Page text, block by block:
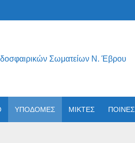
Σωματείων Ν. Έβρου
ΥΠΟΔΟΜΕΣ ΜΙΚΤΕΣ ΠΟΙΝΕΣ